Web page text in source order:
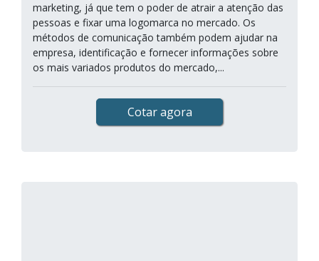
marketing, já que tem o poder de atrair a atenção das
pessoas e fixar uma logomarca no mercado. Os
métodos de comunicação também podem ajudar na
empresa, identificação e fornecer informações sobre
os mais variados produtos do mercado,...
Cotar agora